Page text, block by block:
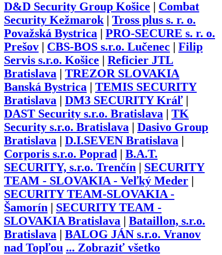
D&D Security Group Košice
Combat
Security Kežmarok| Tross plus s. r. o.
Považská Bystrica
PRO-SECURE s. r. o.
Prešov
CBS-BOS s.r.o. Lučenec
Filip
Servis s.r.o. Košice
Reficier JTL
Bratislava
TREZOR SLOVAKIA
Banská Bystrica
TEMIS SECURITY
Bratislava
DM3 SECURITY Kráľ
DAST Security s.r.o. Bratislava
TK
Security s.r.o. Bratislava
Dasivo Group
Bratislava
D.I.SEVEN Bratislava
Corporis s.r.o. Poprad
B.A.T.
SECURITY, s.r.o. Trenčín
SECURITY
TEAM - SLOVAKIA - Veľký Meder
SECURITY TEAM-SLOVAKIA -
Šamorín
SECURITY TEAM -
SLOVAKIA Bratislava
Bataillon, s.r.o.
Bratislava
BALOG JÁN s.r.o. Vranov
nad Topľou ... Zobraziť všetko